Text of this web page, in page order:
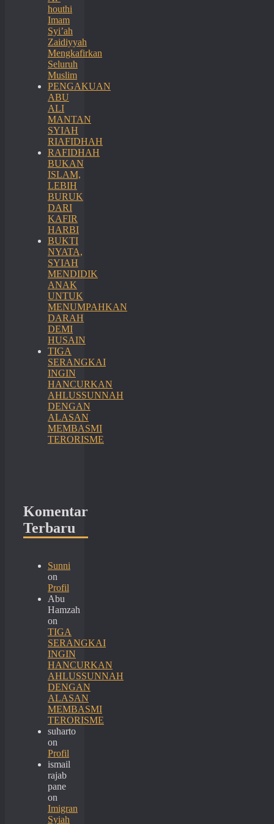
houthi
Imam
Syi’ah
Zaidiyyah
Mengkafirkan
Seluruh
Muslim
PENGAKUAN
ABU
ALI
MANTAN
SYIAH
RIAFIDHAH
RAFIDHAH
BUKAN
ISLAM,
LEBIH
BURUK
DARI
KAFIR
HARBI
BUKTI
NYATA,
SYIAH
MENDIDIK
ANAK
UNTUK
MENUMPAHKAN
DARAH
DEMI
HUSAIN
TIGA
SERANGKAI
INGIN
HANCURKAN
AHLUSSUNNAH
DENGAN
ALASAN
MEMBASMI
TERORISME
Komentar
Terbaru
Sunni
on
Profil
Abu
Hamzah
on
TIGA
SERANGKAI
INGIN
HANCURKAN
AHLUSSUNNAH
DENGAN
ALASAN
MEMBASMI
TERORISME
suharto
on
Profil
ismail
rajab
pane
on
Imigran
Syiah